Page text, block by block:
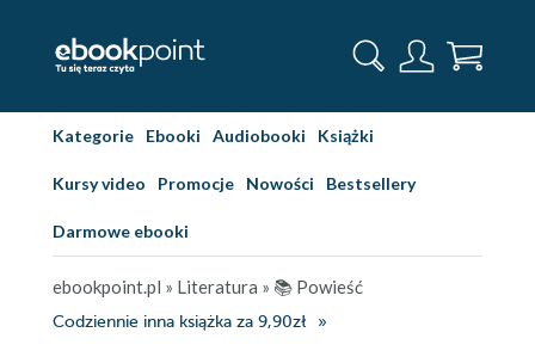
Kategorie Ebooki Audiobooki Książki
Kursy video Promocje Nowości Bestsellery
Darmowe ebooki
ebookpoint.pl » Literatura » 📚 Powieść
Codziennie inna książka za 9,90zł